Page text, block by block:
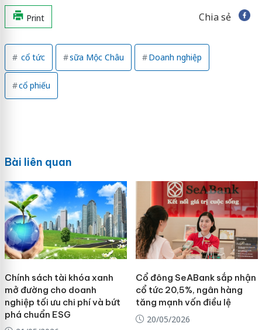
Print Chia sẻ
cổ tức sữa Mộc Châu Doanh nghiệp
cổ phiếu
Bài liên quan
Chính sách tài khóa xanh
mở đường cho doanh
nghiệp tối ưu chi phí và bứt
phá chuẩn ESG
Cổ đông SeABank sắp nhận
cổ tức 20,5%, ngân hàng
tăng mạnh vốn điều lệ
20/05/2026